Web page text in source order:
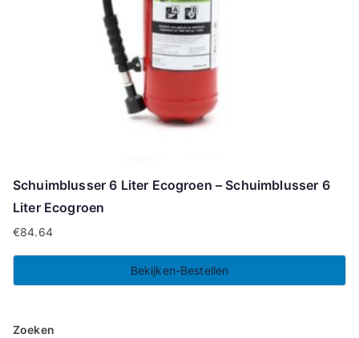
Schuimblusser 6 Liter Ecogroen – Schuimblusser 6
Liter Ecogroen
€84.64
Bekijken-Bestellen
Zoeken